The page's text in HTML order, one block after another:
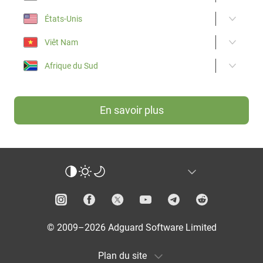
États-Unis
Viêt Nam
Afrique du Sud
En savoir plus
© 2009–2026 Adguard Software Limited
Plan du site